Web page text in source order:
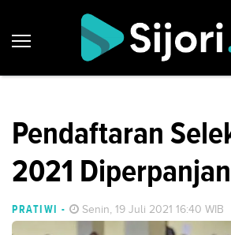
Pendaftaran
2021
PRATIWI - Senin, 19 Juli 2021 16:40 WIB